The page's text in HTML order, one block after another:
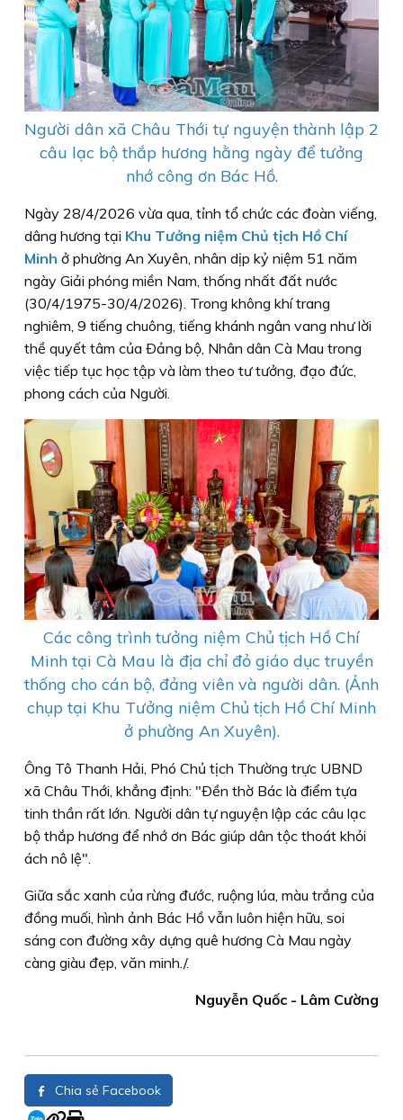
Người dân xã Châu Thới tự nguyện thành lập 2
câu lạc bộ thắp hương hằng ngày để tưởng
nhớ công ơn Bác Hồ.
Ngày 28/4/2026 vừa qua, tỉnh tổ chức các đoàn viếng,
dâng hương tại Khu Tưởng niệm Chủ tịch Hồ Chí
Minh ở phường An Xuyên, nhân dịp kỷ niệm 51 năm
ngày Giải phóng miền Nam, thống nhất đất nước
(30/4/1975-30/4/2026). Trong không khí trang
nghiêm, 9 tiếng chuông, tiếng khánh ngân vang như lời
thề quyết tâm của Ðảng bộ, Nhân dân Cà Mau trong
việc tiếp tục học tập và làm theo tư tưởng, đạo đức,
phong cách của Người.
Các công trình tưởng niệm Chủ tịch Hồ Chí
Minh tại Cà Mau là địa chỉ đỏ giáo dục truyền
thống cho cán bộ, đảng viên và người dân. (Ảnh
chụp tại Khu Tưởng niệm Chủ tịch Hồ Chí Minh
ở phường An Xuyên).
Ông Tô Thanh Hải, Phó Chủ tịch Thường trực UBND
xã Châu Thới, khẳng định: "Ðền thờ Bác là điểm tựa
tinh thần rất lớn. Người dân tự nguyện lập các câu lạc
bộ thắp hương để nhớ ơn Bác giúp dân tộc thoát khỏi
ách nô lệ".
Giữa sắc xanh của rừng đước, ruộng lúa, màu trắng của
đồng muối, hình ảnh Bác Hồ vẫn luôn hiện hữu, soi
sáng con đường xây dựng quê hương Cà Mau ngày
càng giàu đẹp, văn minh./.
Nguyễn Quốc - Lâm Cường
Chia sẻ Facebook